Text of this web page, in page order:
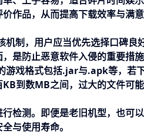
作品，从而提高下载效率与满
机制，用户应当优先选择口碑良
是防止恶意软件入侵的重要措
游戏格式包括.jar与.apk等，若
到数MB之间，过大的文件可
检测。即便是老旧机型，也可
与使用寿命。